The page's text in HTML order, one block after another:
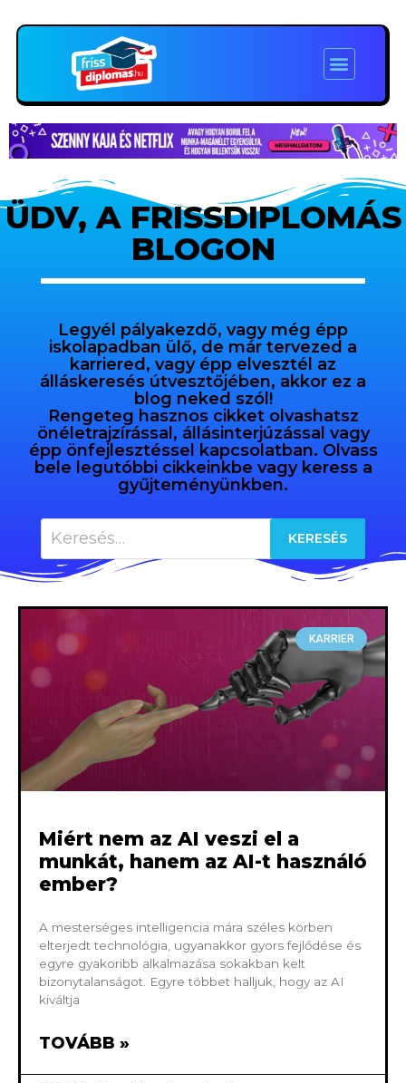
ÜDV, A FRISSDIPLOMÁS
BLOGON
Legyél pályakezdő, vagy még épp
iskolapadban ülő, de már tervezed a
karriered, vagy épp elvesztél az
álláskeresés útvesztőjében, akkor ez a
blog neked szól!
Rengeteg hasznos cikket olvashatsz
önéletrajzírással, állásinterjúzással vagy
épp önfejlesztéssel kapcsolatban. Olvass
bele legutóbbi cikkeinkbe vagy keress a
gyűjteményünkben.
KARRIER
Miért nem az AI veszi el a
munkát, hanem az AI-t használó
ember?
A mesterséges intelligencia mára széles körben
elterjedt technológia, ugyanakkor gyors fejlődése és
egyre gyakoribb alkalmazása sokakban kelt
bizonytalanságot. Egyre többet halljuk, hogy az AI
kiváltja
TOVÁBB »